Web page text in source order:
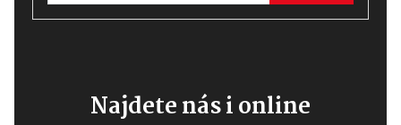
Najdete nás i online